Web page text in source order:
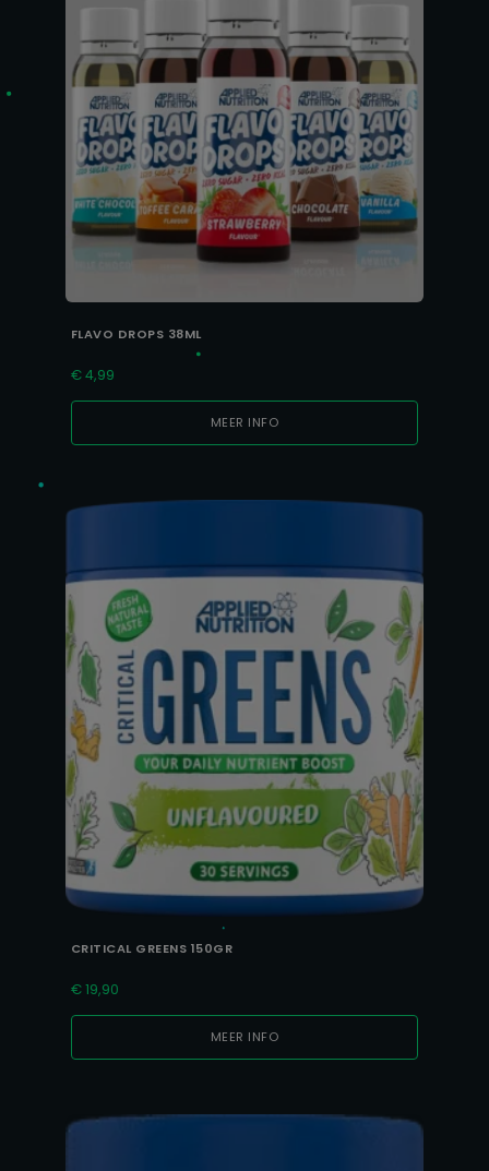
FLAVO DROPS 38ML
€4,99
MEER INFO
CRITICAL GREENS 150GR
€19,90
MEER INFO